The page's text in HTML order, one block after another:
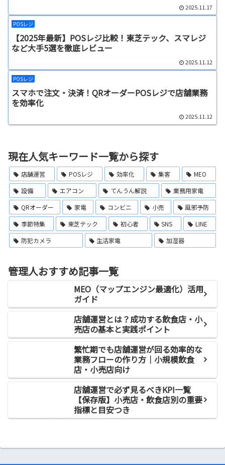
2025.11.17
POSレジ
【2025年最新】POSレジ比較！東芝テック、スマレジ
など大手5選を徹底レビュー
2025.11.12
POSレジ
スマホで注文・決済！QRオーダーPOSレジで店舗業務
を効率化
2025.11.12
現在人気キーワード一覧から探す
店舗運営 POSレジ 効率化 集客
MEO
設備
エアコン てんうん解説
業務用家電
QRオーダー
家電 コンビニ 小売
風邪予防
季節特集
東芝テック 初心者 SNS
LINE
防犯カメラ
生活家電 加湿器
管理人おすすめ記事一覧
MEO（マップエンジン最適化）活用
ガイド
店舗運営とは？成功する飲食店・小
売店の基本と実践ポイント
繁忙期でも店舗運営が回る効率的な
業務フローの作り方｜小規模飲食
店・小売店向け
店舗運営で必ず見るべきKPI一覧
【保存版】小売店・飲食店別の重要
指標と目安つき